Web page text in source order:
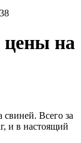
на
Всего за
и в настоящий